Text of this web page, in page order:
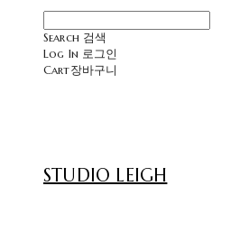
Search 검색
Log In 로그인
Cart장바구니
STUDIO LEIGH